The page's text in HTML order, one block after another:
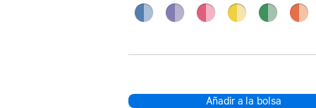
Azul PúrpuraRosa AmarilloVerde
Añadir a la bolsa